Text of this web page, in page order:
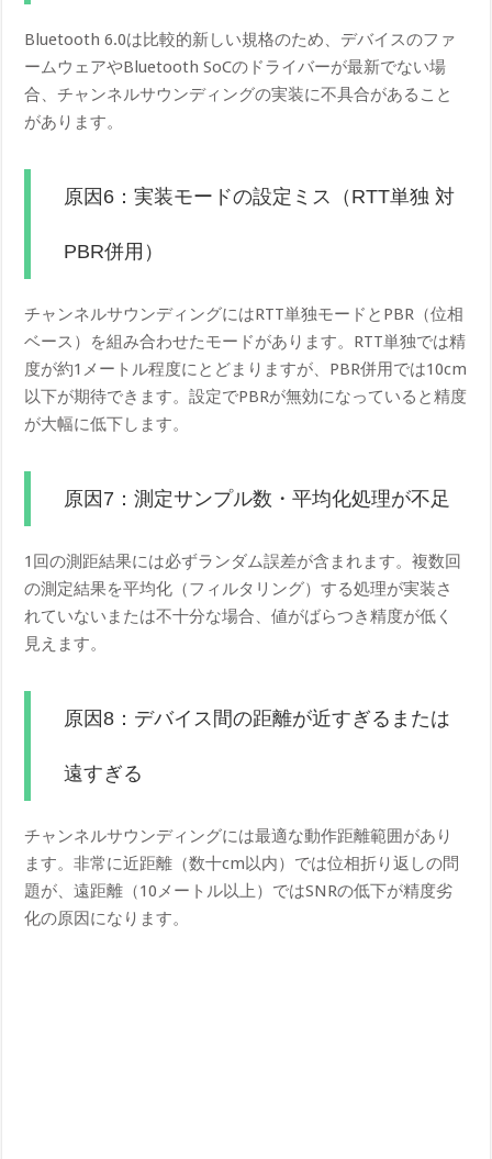
Bluetooth 6.0は比較的新しい規格のため、デバイスのファ
ームウェアやBluetooth SoCのドライバーが最新でない場
合、チャンネルサウンディングの実装に不具合があること
があります。
原因6：実装モードの設定ミス（RTT単独 対
PBR併用）
チャンネルサウンディングにはRTT単独モードとPBR（位相
ベース）を組み合わせたモードがあります。RTT単独では精
度が約1メートル程度にとどまりますが、PBR併用では10cm
以下が期待できます。設定でPBRが無効になっていると精度
が大幅に低下します。
原因7：測定サンプル数・平均化処理が不足
1回の測距結果には必ずランダム誤差が含まれます。複数回
の測定結果を平均化（フィルタリング）する処理が実装さ
れていないまたは不十分な場合、値がばらつき精度が低く
見えます。
原因8：デバイス間の距離が近すぎるまたは
遠すぎる
チャンネルサウンディングには最適な動作距離範囲があり
ます。非常に近距離（数十cm以内）では位相折り返しの問
題が、遠距離（10メートル以上）ではSNRの低下が精度劣
化の原因になります。